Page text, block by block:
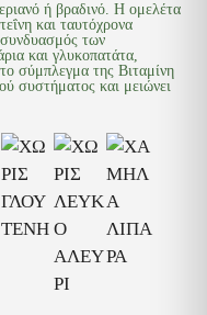
ή βραδινό. Η ομελέτα
και ταυτόχρονα
των
και γλυκοπατάτα,
σύμπλεγμα της Βιταμίνη
συστήματος και μειώνει